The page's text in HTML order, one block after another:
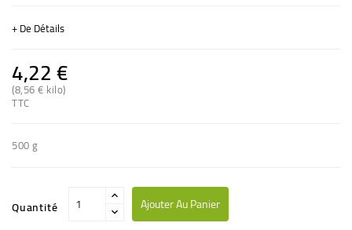
+ De Détails
4,22 €
(8,56 € kilo)
TTC
500 g
Quantité Ajouter Au Panier